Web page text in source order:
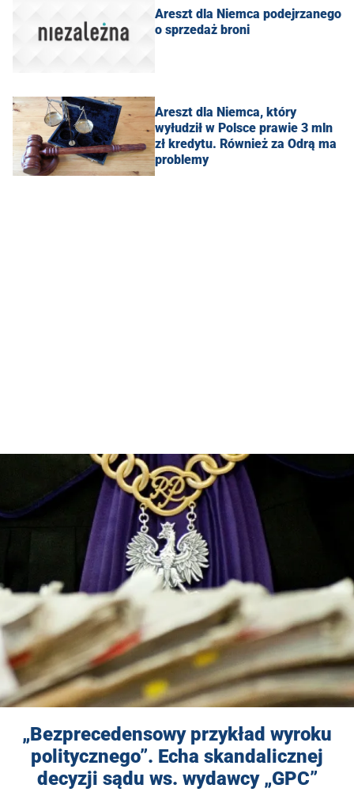
Areszt dla Niemca podejrzanego
o sprzedaż broni
Areszt dla Niemca, który
wyłudził w Polsce prawie 3 mln
zł kredytu. Również za Odrą ma
problemy
„Bezprecedensowy przykład wyroku
politycznego”. Echa skandalicznej
decyzji sądu ws. wydawcy „GPC”